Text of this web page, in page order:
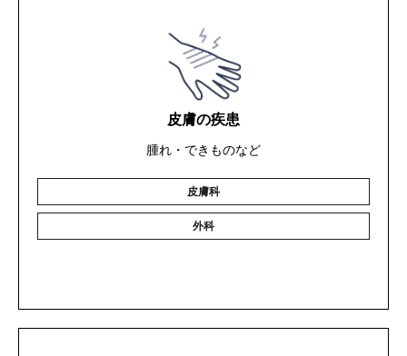
皮膚の疾患
腫れ・できものなど
皮膚科
外科